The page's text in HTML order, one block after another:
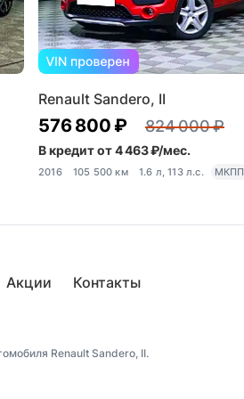
Renault Sandero, II
576 800 ₽ 824 000 ₽
В кредит от 4 463 ₽/мес.
2016 105 500 км 1.6 л, 113 л.с. МКПП
Акции Контакты
Renault Sandero, II.